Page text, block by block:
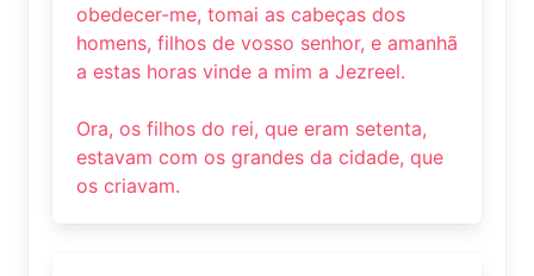
obedecer-me, tomai as cabeças dos
homens, filhos de vosso senhor, e amanhã
a estas horas vinde a mim a Jezreel.
Ora, os filhos do rei, que eram setenta,
estavam com os grandes da cidade, que
os criavam.